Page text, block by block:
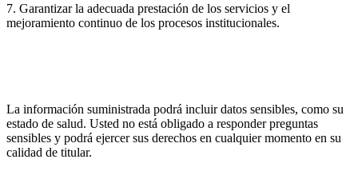
7. Garantizar la adecuada prestación de los servicios y el
mejoramiento continuo de los procesos institucionales.
La información suministrada podrá incluir datos sensibles, como su
estado de salud. Usted no está obligado a responder preguntas
sensibles y podrá ejercer sus derechos en cualquier momento en su
calidad de titular.